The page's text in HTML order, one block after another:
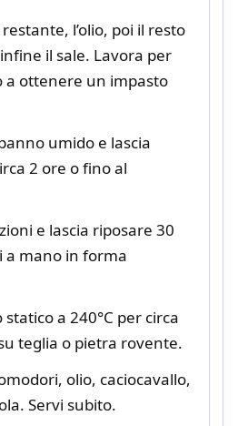
l’olio, poi il resto
il sale. Lavora per
a ottenere un impasto
umido e lascia
2 ore o fino al
e lascia riposare 30
a mano in forma
a 240°C per circa
teglia o pietra rovente.
olio, caciocavallo,
Servi subito.